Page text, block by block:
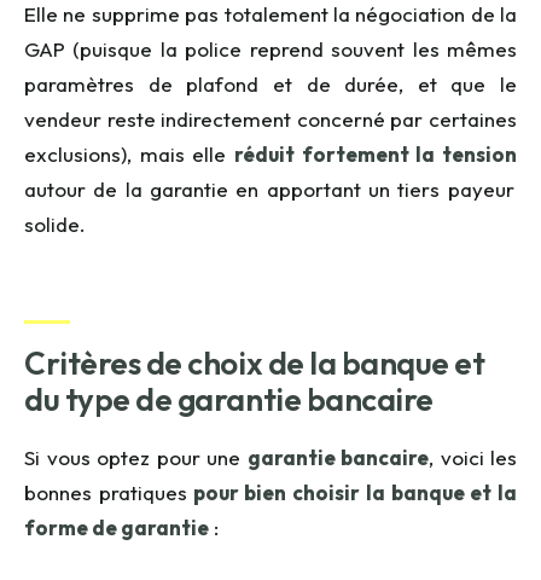
Elle ne supprime pas totalement la négociation de la
GAP (puisque la police reprend souvent les mêmes
paramètres de plafond et de durée, et que le
vendeur reste indirectement concerné par certaines
exclusions), mais elle réduit fortement la tension
autour de la garantie en apportant un tiers payeur
solide.
Critères de choix de la banque et
du type de garantie bancaire
Si vous optez pour une garantie bancaire, voici les
bonnes pratiques pour bien choisir la banque et la
forme de garantie :